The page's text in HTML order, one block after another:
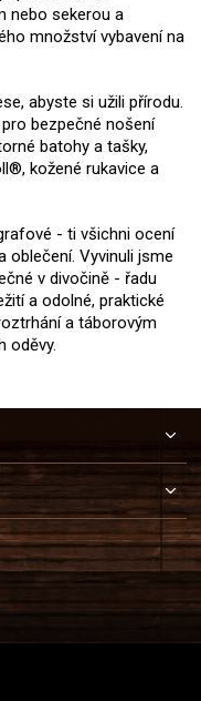
nebo sekerou a
množství vybavení na
abyste si užili přírodu.
bezpečné nošení
batohy a tašky,
kožené rukavice a
- ti všichni ocení
oblečení. Vyvinuli jsme
v divočině - řadu
a odolné, praktické
a táborovým
oděvy.